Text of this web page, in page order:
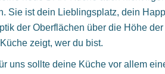
Sie ist dein Lieblingsplatz, dein
der Oberflächen über die Höhe
zeigt, wer du bist.
uns sollte deine Küche vor allem